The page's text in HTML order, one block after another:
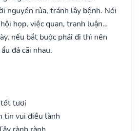
nguyền rủa, tránh lây bệnh. Nói
họp, việc quan, tranh luận…
nếu bắt buộc phải đi thì nên
đả cãi nhau.
tươi
tin vui điều lành